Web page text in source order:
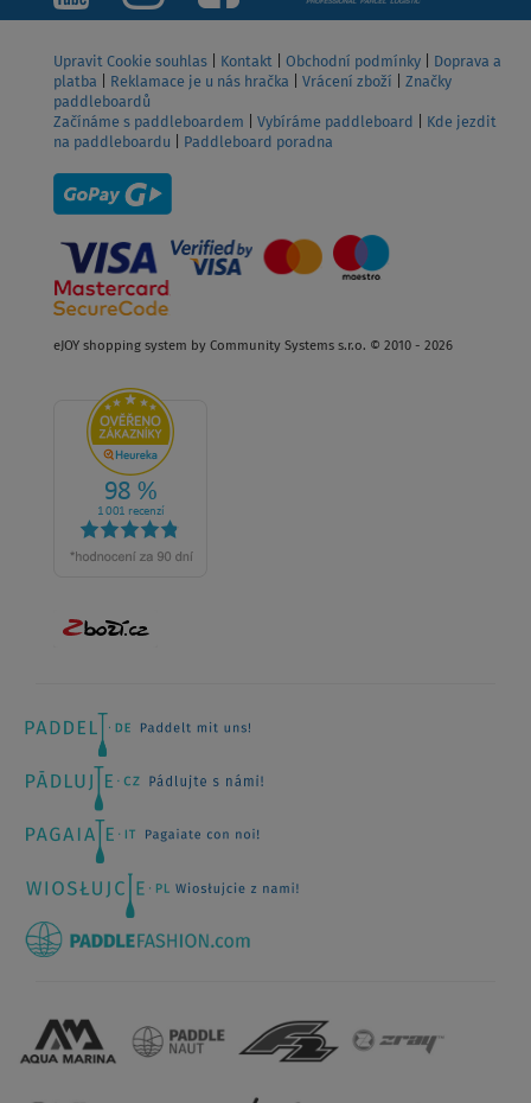
Upravit Cookie souhlas Kontakt Obchodní podmínky
Doprava a
platba
Reklamace je u nás hračka Vrácení zboží
Značky
paddleboardů
Začínáme s paddleboardem
Vybíráme paddleboard
Kde jezdit
na paddleboardu
Paddleboard poradna
eJOY shopping system by Community Systems s.r.o. © 2010 - 2026